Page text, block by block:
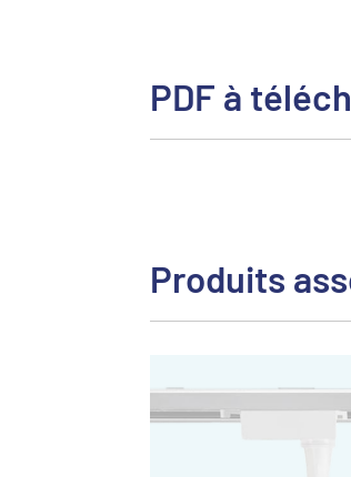
PDF à
Produits